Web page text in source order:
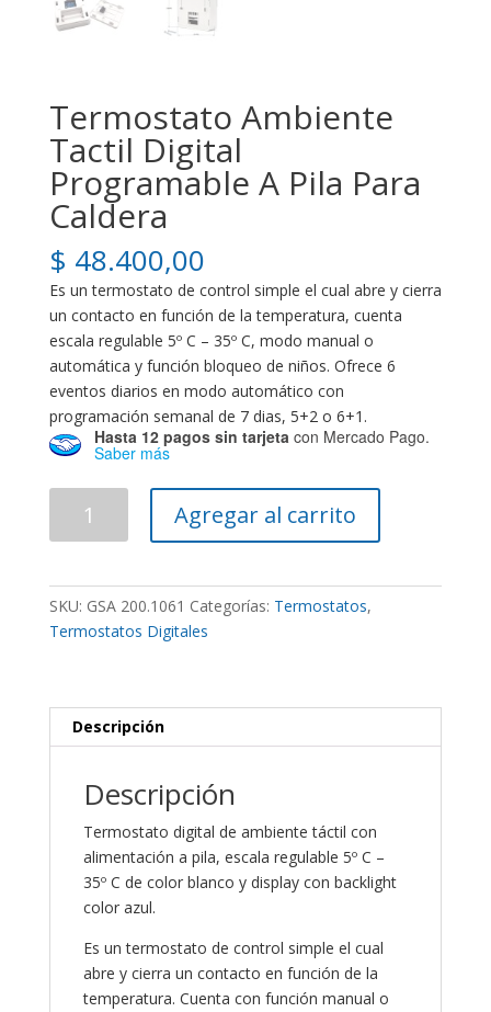
Termostato Ambiente
Tactil Digital
Programable A Pila Para
Caldera
$ 48.400,00
Es un termostato de control simple el cual abre y cierra
un contacto en función de la temperatura, cuenta
escala regulable 5º C – 35º C, modo manual o
automática y función bloqueo de niños. Ofrece 6
eventos diarios en modo automático con
programación semanal de 7 dias, 5+2 o 6+1.
Hasta 12 pagos sin tarjetacon Mercado Pago.
Saber más
Ambiente
Programable
A
cantidad
Agregar al carrito
SKU: GSA 200.1061 Categorías: Termostatos,
Termostatos Digitales
Descripción
Descripción
Termostato digital de ambiente táctil con
alimentación a pila, escala regulable 5º C –
35º C de color blanco y display con backlight
color azul.
Es un termostato de control simple el cual
abre y cierra un contacto en función de la
temperatura. Cuenta con función manual o